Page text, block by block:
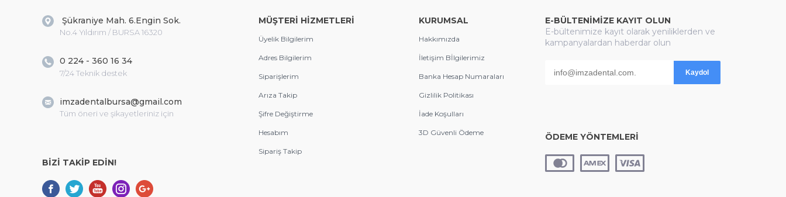
Şükraniye Mah. 6.Engin Sok.
No.4 Yıldırım / BURSA 16320
0 224 - 360 16 34
7/24 Teknik destek
imzadentalbursa@gmail.com
Tüm öneri ve şikayetleriniz için
BİZİ TAKİP EDİN!
MÜŞTERİ HİZMETLERİ
Üyelik Bilgilerim
Adres Bilgilerim
Siparişlerim
Arıza Takip
Şifre Değiştirme
Hesabım
Sipariş Takip
KURUMSAL
Hakkımızda
İletişim Bİlgilerimiz
Banka Hesap Numaraları
Gizlilik Politikası
İade Koşulları
3D Güvenli Ödeme
E-BÜLTENİMİZE KAYIT OLUN
E-bültenimize kayıt olarak yeniliklerden ve
kampanyalardan haberdar olun
Kaydol
ÖDEME YÖNTEMLERİ